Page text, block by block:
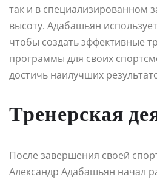
так и в специализированном
высоту. Адабашьян
чтобы создать эффективные
программы для своих
достичь наилучших
Тренерская
После завершения своей
Александр Адабашьян начал